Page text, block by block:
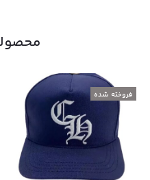
فروخته شده